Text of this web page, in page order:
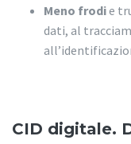
Meno frodie
dati, al
CID digitale.